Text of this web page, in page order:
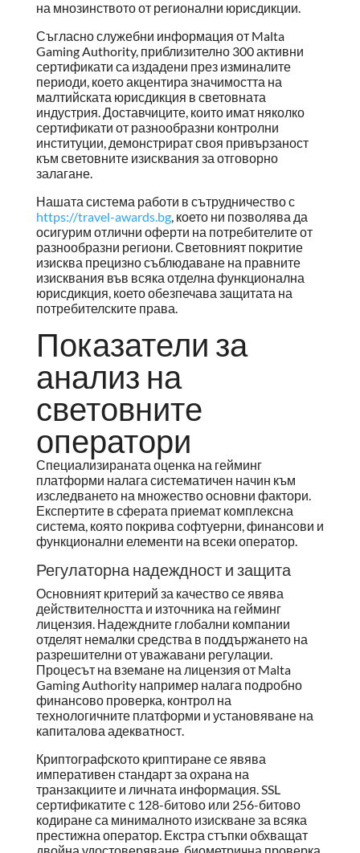
на мнозинството от регионални юрисдикции.
Съгласно служебни информация от Malta
Gaming Authority, приблизително 300 активни
сертификати са издадени през изминалите
периоди, което акцентира значимостта на
малтийската юрисдикция в световната
индустрия. Доставчиците, които имат няколко
сертификати от разнообразни контролни
институции, демонстрират своя привързаност
към световните изисквания за отговорно
залагане.
Нашата система работи в сътрудничество с
https://travel-awards.bg, което ни позволява да
осигурим отлични оферти на потребителите от
разнообразни региони. Световният покритие
изисква прецизно съблюдаване на правните
изисквания във всяка отделна функционална
юрисдикция, което обезпечава защитата на
потребителските права.
Показатели за
анализ на
световните
оператори
Специализираната оценка на гейминг
платформи налага систематичен начин към
изследването на множество основни фактори.
Експертите в сферата приемат комплексна
система, която покрива софтуерни, финансови и
функционални елементи на всеки оператор.
Регулаторна надеждност и защита
Основният критерий за качество се явява
действителността и източника на гейминг
лицензия. Надеждните глобални компании
отделят немалки средства в поддържането на
разрешителни от уважавани регулации.
Процесът на вземане на лицензия от Malta
Gaming Authority например налага подробно
финансово проверка, контрол на
технологичните платформи и установяване на
капиталова адекватност.
Криптографското криптиране се явява
императивен стандарт за охрана на
транзакциите и личната информация. SSL
сертификатите с 128-битово или 256-битово
кодиране са минималното изискване за всяка
престижна оператор. Екстра стъпки обхващат
двойна удостоверяване, биометрична проверка